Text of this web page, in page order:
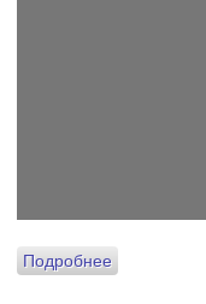
Подробнее